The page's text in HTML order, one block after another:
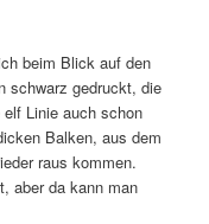
beim Blick auf den
schwarz gedruckt, die
Linie auch schon
Balken, aus dem
raus kommen.
aber da kann man